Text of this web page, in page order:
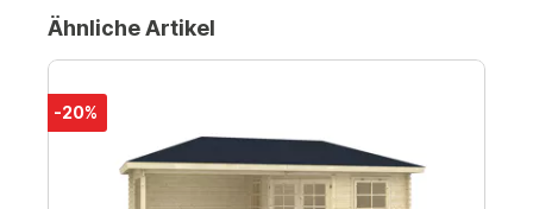
Ähnliche Artikel
-20%